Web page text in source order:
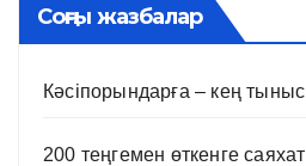
Соңғы жазбалар
Кәсіпорындарға – кең тыныс
200 теңгемен өткенге саяхат